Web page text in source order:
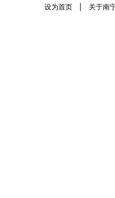
设为首页 | 关于南